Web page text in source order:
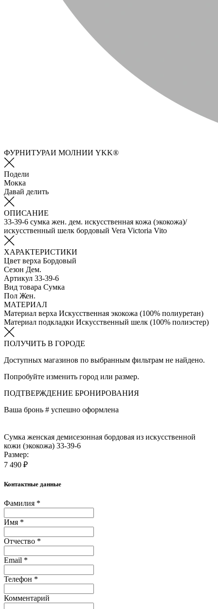
ФУРНИТУРАИ МОЛНИИ YKK®
Подели
Мокка
Давай делить
ОПИСАНИЕ
33-39-6 сумка жен. дем. искусственная кожа (экокожа)/
искусственный шелк бордовый Vera Victoria Vito
ХАРАКТЕРИСТИКИ
Цвет верха Бордовый
Сезон Дем.
Артикул 33-39-6
Вид товара Сумка
Пол Жен.
МАТЕРИАЛ
Материал верха Искусственная экокожа (100% полиуретан)
Материал подкладки Искусственный шелк (100% полиэстер)
ПОЛУЧИТЬ В ГОРОДЕ
Доступных магазинов по выбранным фильтрам не найдено.
Попробуйте изменить город или размер.
ПОДТВЕРЖДЕНИЕ БРОНИРОВАНИЯ
Ваша бронь # успешно оформлена
Сумка женская демисезонная бордовая из искусственной
кожи (экокожа) 33-39-6
Размер:
7 490 ₽
Контактные данные
Фамилия *
Имя *
Отчество *
Email *
Телефон *
Комментарий